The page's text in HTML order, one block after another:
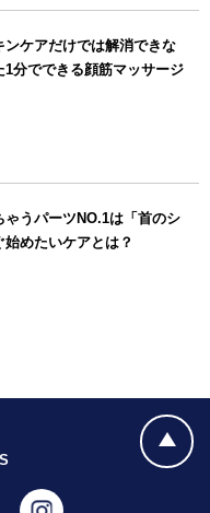
ンケアだけでは解消できな
1分でできる顔筋マッサージ
ゃうパーツNO.1は「首のシ
始めたいケアとは？